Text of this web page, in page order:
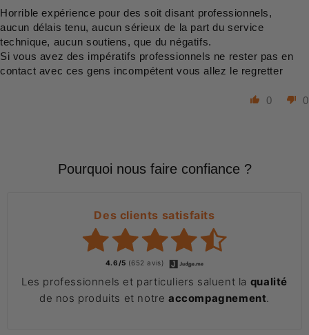
Horrible expérience pour des soit disant professionnels,
aucun délais tenu, aucun sérieux de la part du service
technique, aucun soutiens, que du négatifs.
Si vous avez des impératifs professionnels ne rester pas en
contact avec ces gens incompétent vous allez le regretter
0 0
Pourquoi nous faire confiance ?
Des clients satisfaits
4.6/5 (652 avis)
Les professionnels et particuliers saluent la qualité
de nos produits et notre accompagnement